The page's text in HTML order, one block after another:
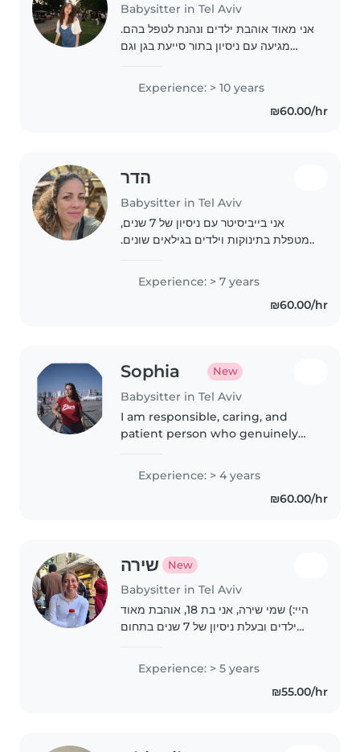
Babysitter in Tel Aviv
אני מאוד אוהבת ילדים ונהנת לטפל בהם.
מגיעה עם ניסיון בתור סייעת בגן וגם
ומשחק ומנסה לשלב בתוכו לימוד על
משהו תמיד.
Experience: > 10 years
₪60.00/hr
הדר
Babysitter in Tel Aviv
אני בייביסיטר עם ניסיון של 7 שנים,
מטפלת בתינוקות וילדים בגילאים שונים.
בתינוקות והיכרות עם שינה, תנועה
והתפתחות. אחראית, רגועה ויצירתית,
Experience: > 7 years
₪60.00/hr
Sophia New
Babysitter in Tel Aviv
I am responsible, caring, and
patient person who genuinely
and made Aliyah six years ago. I
completed my military service..
Experience: > 4 years
₪60.00/hr
שירה New
Babysitter in Tel Aviv
היי:) שמי שירה, אני בת 18, אוהבת מאוד
ילדים ובעלת ניסיון של 7 שנים בתחום
לילדים שלכם, ללא מסכים הגעתם
לבייביסיטרית הנכונה! אני מאמינה בלתת
Experience: > 5 years
₪55.00/hr